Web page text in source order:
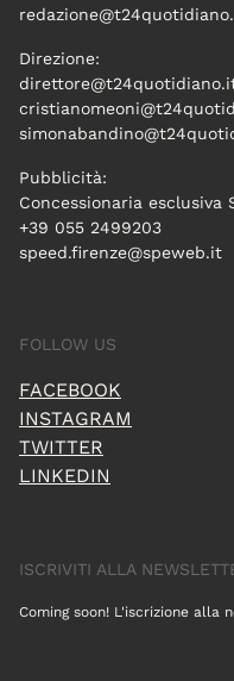
Direzione:
Pubblicità:
Concessionaria esclusiva
+39 055 2499203
speed.firenze@speweb.it
FOLLOW US
FACEBOOK
INSTAGRAM
TWITTER
LINKEDIN
ISCRIVITI ALLA
Coming soon! L'iscrizione alla